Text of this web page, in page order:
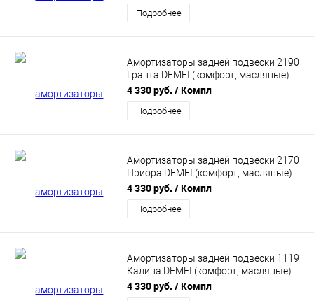
Подробнее
Амортизаторы задней подвески 2190
Гранта DEMFI (комфорт, масляные)
2шт SRC9000
4 330 руб. / Компл
Подробнее
Амортизаторы задней подвески 2170
Приора DEMFI (комфорт, масляные)
2шт SRC7000
4 330 руб. / Компл
Подробнее
Амортизаторы задней подвески 1119
Калина DEMFI (комфорт, масляные)
2шт SRC1900
4 330 руб. / Компл